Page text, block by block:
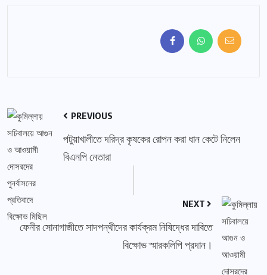
PREVIOUS
পটুয়াখালীতে দরিদ্র কৃষকের রোপন করা ধান কেটে নিলেন
বিএনপি নেতারা
NEXT
ফেনীর সোনাগাজীতে সাদপন্থীদের কার্যক্রম নিষিদ্ধের দাবিতে
বিক্ষোভ স্মারকলিপি প্রদান।